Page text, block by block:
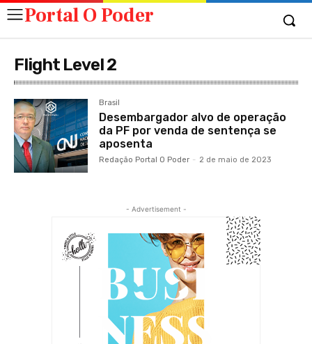
Portal O Poder
Flight Level 2
Brasil
Desembargador alvo de operação
da PF por venda de sentença se
aposenta
Redação Portal O Poder - 2 de maio de 2023
- Advertisement -